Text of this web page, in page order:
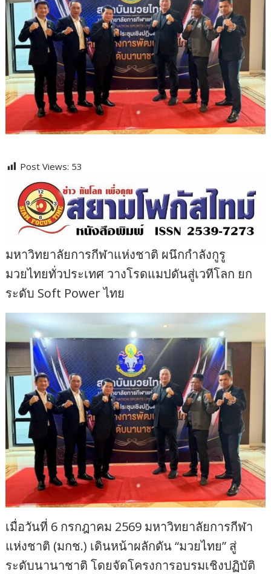
Post Views: 53
มหาวิทยาลัยการกีฬาแห่งชาติ ผนึกกำลังกูรู
มวยไทยทั่วประเทศ วางโรดแมปดันสู่เวทีโลก ยก
ระดับ Soft Power ไทย
เมื่อวันที่ 6 กรกฎาคม 2569 มหาวิทยาลัยการกีฬา
แห่งชาติ (มกช.) เดินหน้าผลักดัน “มวยไทย” สู่
ระดับนานาชาติ โดยจัดโครงการอบรมเชิงปฏิบัติ